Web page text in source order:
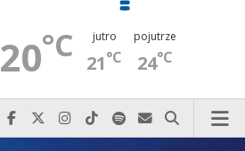
20°C jutro
21°C
pojutrze
24°C
Najlepiej po prostu do nas zadzwoń
Odwiedź nas na Facebook-u
Odwiedź nas na X
Odwiedź nas na Instagram-ie
Odwiedź nas na TikTok-u
Szukaj nas na Spotify
Wyślij do nas
Szukaj